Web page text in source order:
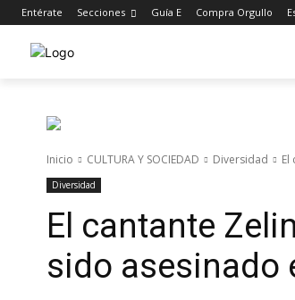
Entérate Secciones Guía E Compra Orgullo
Inicio CULTURA Y SOCIEDAD Diversidad El
Diversidad
El cantante
sido asesinado